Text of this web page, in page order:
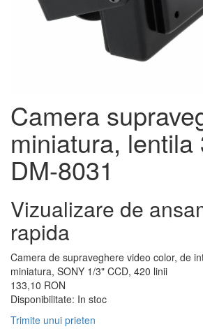
Camera
miniatura, lentila
DM-8031
Vizualizare de
rapida
Camera de supraveghere video color, de
miniatura, SONY 1/3" CCD, 420 linii
133,10 RON
Disponibilitate: In stoc
Trimite unui prieten